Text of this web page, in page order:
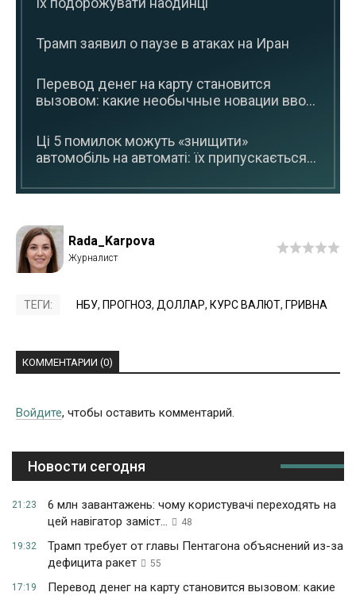
Трамп заявил о паузе в атаках на Иран
Перевод денег на карту становится
вызовом: какие необычные новации вво...
Ці 5 помилок можуть «знищити»
автомобіль на автоматі: їх припускається...
Rada_Karpova
ТЕГИ: НБУ, ПРОГНОЗ, ДОЛЛАР, КУРС ВАЛЮТ, ГРИВНА
КОММЕНТАРИИ (0)
Войдите, чтобы оставить комментарий.
Новости сегодня
21:23
6 млн завантажень: чому користувачі переходять на
цей навігатор заміст...
48
19:32
Трамп требует от главы Пентагона объяснений из-за
дефицита ракет
55
17:19
Перевод денег на карту становится вызовом: какие